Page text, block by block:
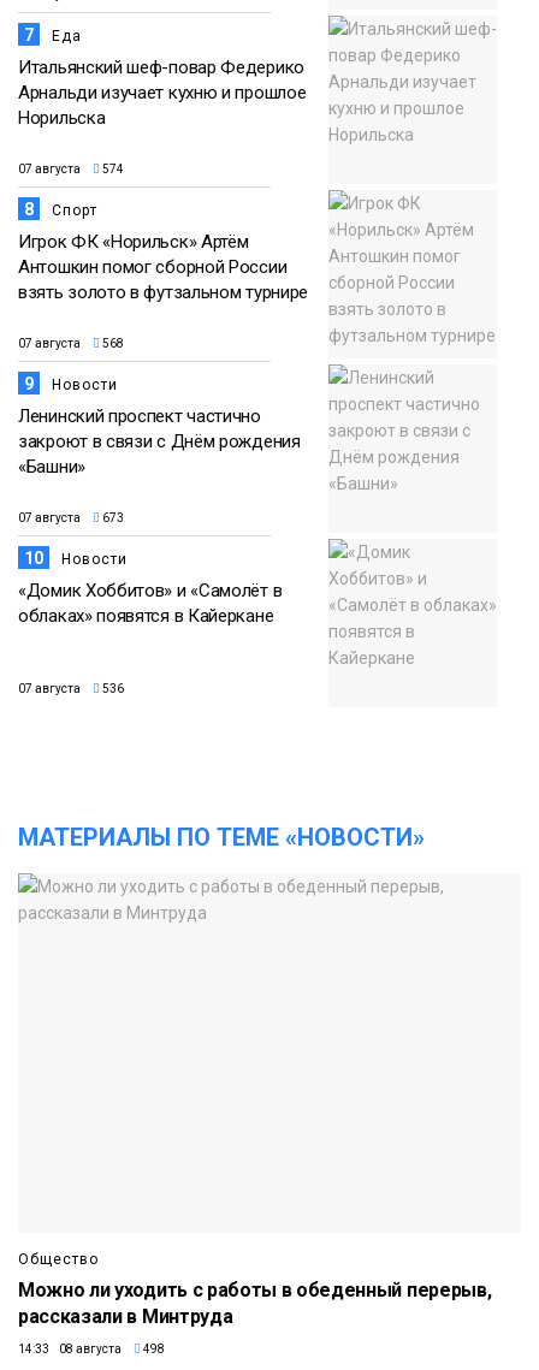
7 Еда
Итальянский шеф-повар Федерико
Арнальди изучает кухню и прошлое
Норильска
07 августа 574
8 Спорт
Игрок ФК «Норильск» Артём
Антошкин помог сборной России
взять золото в футзальном турнире
07 августа 568
9 Новости
Ленинский проспект частично
закроют в связи с Днём рождения
«Башни»
07 августа 673
10 Новости
«Домик Хоббитов» и «Самолёт в
облаках» появятся в Кайеркане
07 августа 536
МАТЕРИАЛЫ ПО ТЕМЕ «НОВОСТИ»
Общество
Можно ли уходить с работы в обеденный перерыв,
рассказали в Минтруда
14:33 08 августа 498